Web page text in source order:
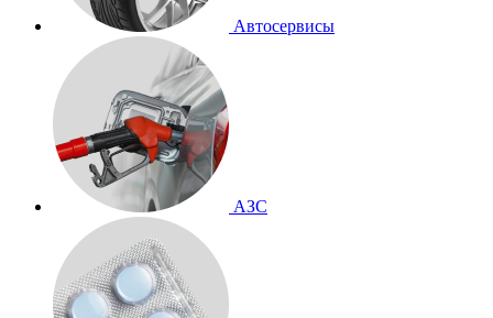
Автосервисы
АЗС